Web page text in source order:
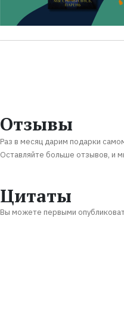
Отзывы
Раз в месяц дарим подарки
Оставляйте больше отзывов, и
Цитаты
Вы можете первыми